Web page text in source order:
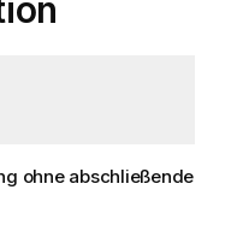
ohne abschließende